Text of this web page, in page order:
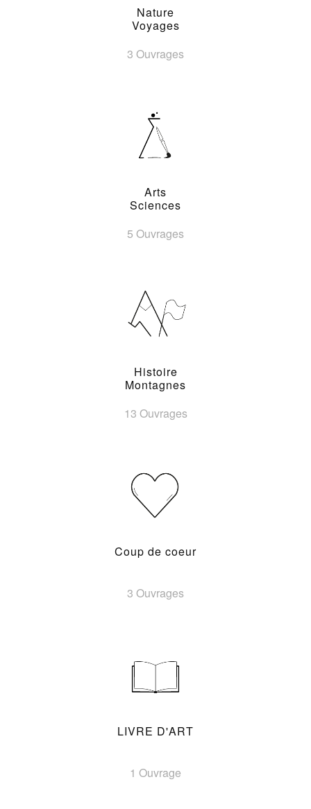
Nature
Voyages
3 Ouvrages
Arts
Sciences
5 Ouvrages
Histoire
Montagnes
13 Ouvrages
Coup de coeur
3 Ouvrages
LIVRE D'ART
1 Ouvrage